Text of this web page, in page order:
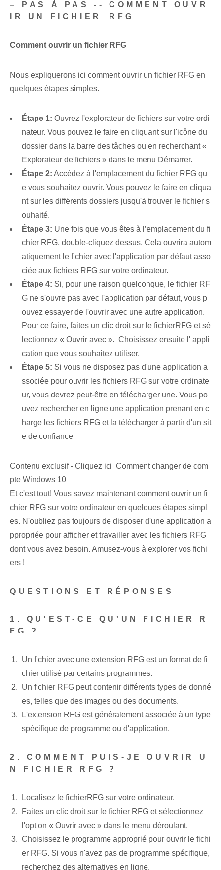
– PAS À PAS -- COMMENT OUVR
IR‌ UN FICHIER ⁣RFG
Comment ouvrir un fichier RFG
Nous expliquerons ici comment ouvrir un fichier RFG en
quelques étapes simples.
Étape 1: Ouvrez l'explorateur de fichiers sur votre ordi
nateur. Vous pouvez le faire en cliquant sur l'icône du
dossier dans la barre des tâches ou en recherchant «
Explorateur de fichiers » dans le menu Démarrer.
Étape 2: Accédez à l'emplacement du fichier RFG qu
e vous souhaitez ouvrir. Vous pouvez le faire en cliqua
nt sur les différents dossiers jusqu'à trouver le fichier s
ouhaité.
Étape 3: Une fois que vous êtes à l’emplacement du fi
chier ‌RFG, double-cliquez dessus. Cela ouvrira autom
atiquement le fichier avec l'application par défaut asso
ciée aux fichiers ⁤RFG sur votre ordinateur.
Étape 4: Si, pour une raison quelconque, le fichier ⁣RF
G ne s'ouvre pas avec l'application par défaut, vous p
ouvez⁣ essayer de l'ouvrir avec une autre application.‍
Pour ce faire, faites un clic droit‌ sur le fichier⁢RFG et sé
lectionnez « Ouvrir avec ». ⁣ Choisissez ensuite ‌l'⁤ appli
cation que vous⁤ souhaitez utiliser.
Étape 5: Si vous ne disposez pas d'une application a
ssociée pour ouvrir les fichiers RFG sur votre ordinate
ur, vous devrez peut-être en télécharger une. Vous po
uvez rechercher en ligne une application prenant en c
harge les fichiers RFG et la télécharger à partir d'un sit
e de confiance.
Contenu exclusif - Cliquez ici Comment changer de com
pte Windows 10
Et c'est tout! Vous savez maintenant comment ouvrir un fi
chier RFG sur votre ordinateur en quelques étapes simpl
es. N'oubliez pas toujours de disposer d'une application a
ppropriée pour afficher et travailler avec les fichiers RFG
dont vous avez besoin. Amusez-vous à explorer vos fichi
ers !
QUESTIONS ET RÉPONSES
1. QU'EST-CE QU'UN FICHIER R
FG ?
Un fichier avec une extension RFG est un format de fi
chier utilisé par certains programmes.
Un fichier RFG⁤ peut ⁤contenir différents types de donné
es, telles que des images ou des documents.
L'extension RFG⁤ est généralement ‌associée à un type
spécifique‍ de programme ou d'application.
2. ‌COMMENT PUIS-JE OUVRIR U
N FICHIER RFG ?
Localisez le fichier‌RFG sur votre ordinateur.
Faites un clic droit sur le fichier RFG et sélectionnez
l'option « Ouvrir avec » dans le menu déroulant.
Choisissez le programme approprié pour ouvrir le fichi
er RFG. Si vous n'avez pas de programme spécifique,
recherchez des alternatives en ligne.